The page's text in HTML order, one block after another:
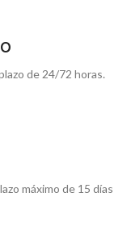
de 24/72 horas.
máximo de 15 días